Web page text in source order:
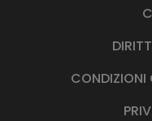
CONDIZIONI